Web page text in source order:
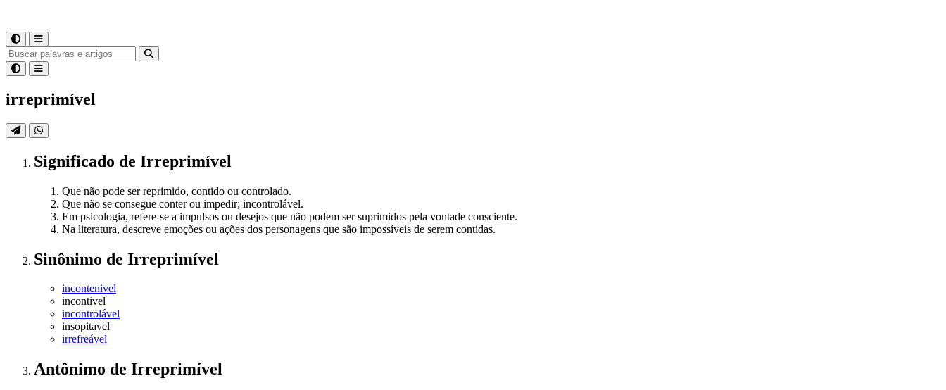
irreprimível
Significado de Irreprimível
Que não pode ser reprimido, contido ou controlado.
Que não se consegue conter ou impedir; incontrolável.
Em psicologia, refere-se a impulsos ou desejos que não podem ser suprimidos pela vontade consciente.
Na literatura, descreve emoções ou ações dos personagens que são impossíveis de serem contidas.
Sinônimo de Irreprimível
incontenivel
incontivel
incontrolável
insopitavel
irrefreável
Antônimo de Irreprimível